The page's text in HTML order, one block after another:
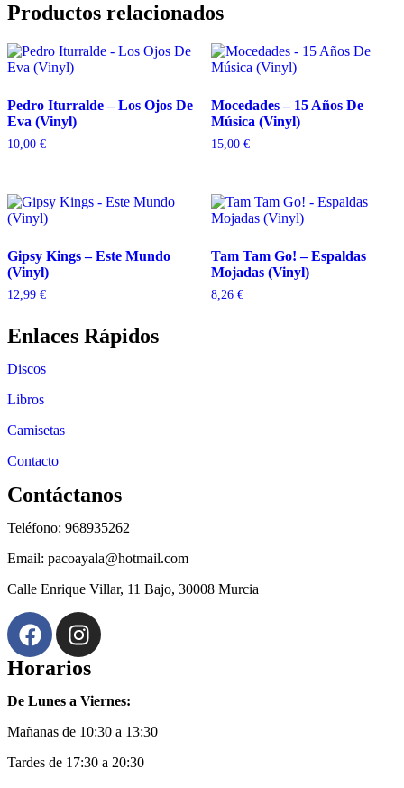
Productos relacionados
Pedro Iturralde – Los Ojos De
Eva (Vinyl)
10,00 €
Mocedades – 15 Años De
Música (Vinyl)
15,00 €
Gipsy Kings – Este Mundo
(Vinyl)
12,99 €
Tam Tam Go! – Espaldas
Mojadas (Vinyl)
8,26 €
Enlaces Rápidos
Discos
Libros
Camisetas
Contacto
Contáctanos
Teléfono: 968935262
Email: pacoayala@hotmail.com
Calle Enrique Villar, 11 Bajo, 30008 Murcia
Horarios
De Lunes a Viernes:
Mañanas de 10:30 a 13:30
Tardes de 17:30 a 20:30